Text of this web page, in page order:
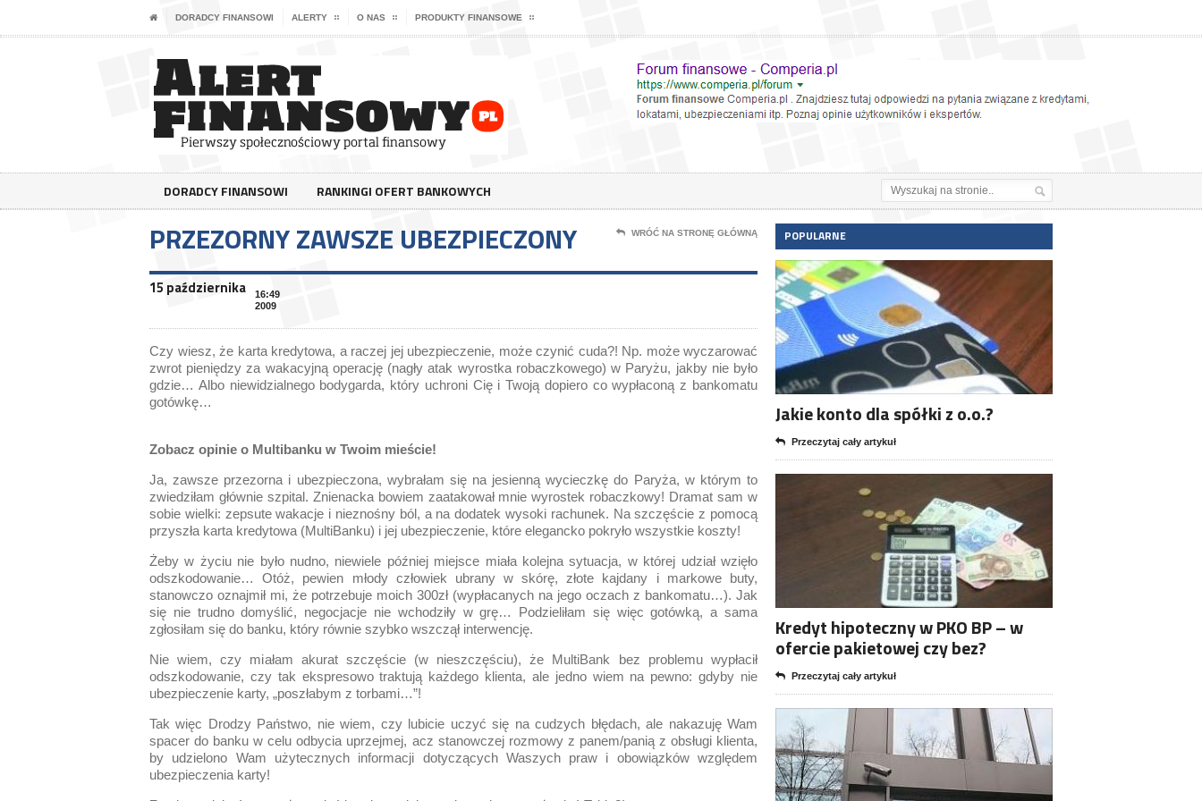
DORADCY FINANSOWI ALERTY O NAS PRODUKTY FINANSOWE
DORADCY FINANSOWI RANKINGI OFERT BANKOWYCH
PRZEZORNY ZAWSZE UBEZPIECZONY WRÓĆ NA STRONĘ GŁÓWNĄ
15 października
16:49
2009
Czy wiesz, że karta kredytowa, a raczej jej ubezpieczenie, może czynić cuda?! Np. może wyczarować
zwrot pieniędzy za wakacyjną operację (nagły atak wyrostka robaczkowego) w Paryżu, jakby nie było
gdzie… Albo niewidzialnego bodygarda, który uchroni Cię i Twoją dopiero co wypłaconą z bankomatu
gotówkę…
Zobacz opinie o Multibanku w Twoim mieście!
Ja, zawsze przezorna i ubezpieczona, wybrałam się na jesienną wycieczkę do Paryża, w którym to
zwiedziłam głównie szpital. Znienacka bowiem zaatakował mnie wyrostek robaczkowy! Dramat sam w
sobie wielki: zepsute wakacje i nieznośny ból, a na dodatek wysoki rachunek. Na szczęście z pomocą
przyszła karta kredytowa (MultiBanku) i jej ubezpieczenie, które elegancko pokryło wszystkie koszty!
Żeby w życiu nie było nudno, niewiele później miejsce miała kolejna sytuacja, w której udział wzięło
odszkodowanie… Otóż, pewien młody człowiek ubrany w skórę, złote kajdany i markowe buty,
stanowczo oznajmił mi, że potrzebuje moich 300zł (wypłacanych na jego oczach z bankomatu…). Jak
się nie trudno domyślić, negocjacje nie wchodziły w grę… Podzieliłam się więc gotówką, a sama
zgłosiłam się do banku, który równie szybko wszczął interwencję.
Nie wiem, czy miałam akurat szczęście (w nieszczęściu), że MultiBank bez problemu wypłacił
odszkodowanie, czy tak ekspresowo traktują każdego klienta, ale jedno wiem na pewno: gdyby nie
ubezpieczenie karty, „poszłabym z torbami…”!
Tak więc Drodzy Państwo, nie wiem, czy lubicie uczyć się na cudzych błędach, ale nakazuję Wam
spacer do banku w celu odbycia uprzejmej, acz stanowczej rozmowy z panem/panią z obsługi klienta,
by udzielono Wam użytecznych informacji dotyczących Waszych praw i obowiązków względem
ubezpieczenia karty!
POPULARNE
Jakie konto dla spółki z o.o.?
Przeczytaj cały artykuł
Kredyt hipoteczny w PKO BP – w
ofercie pakietowej czy bez?
Przeczytaj cały artykuł